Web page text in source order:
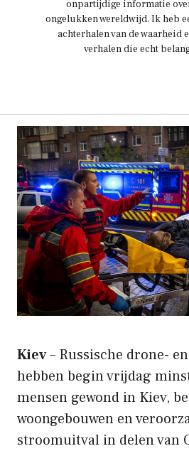
onpartijdige informatie
ongelukken wereldwijd. Ik heb
achterhalen van de waarheid
verhalen die echt
Kiev– Russische drone-
hebben begin vrijdag
mensen gewond in Kiev,
woongebouwen en
stroomuitval in delen van